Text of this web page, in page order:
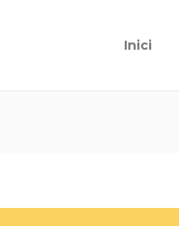
Inici